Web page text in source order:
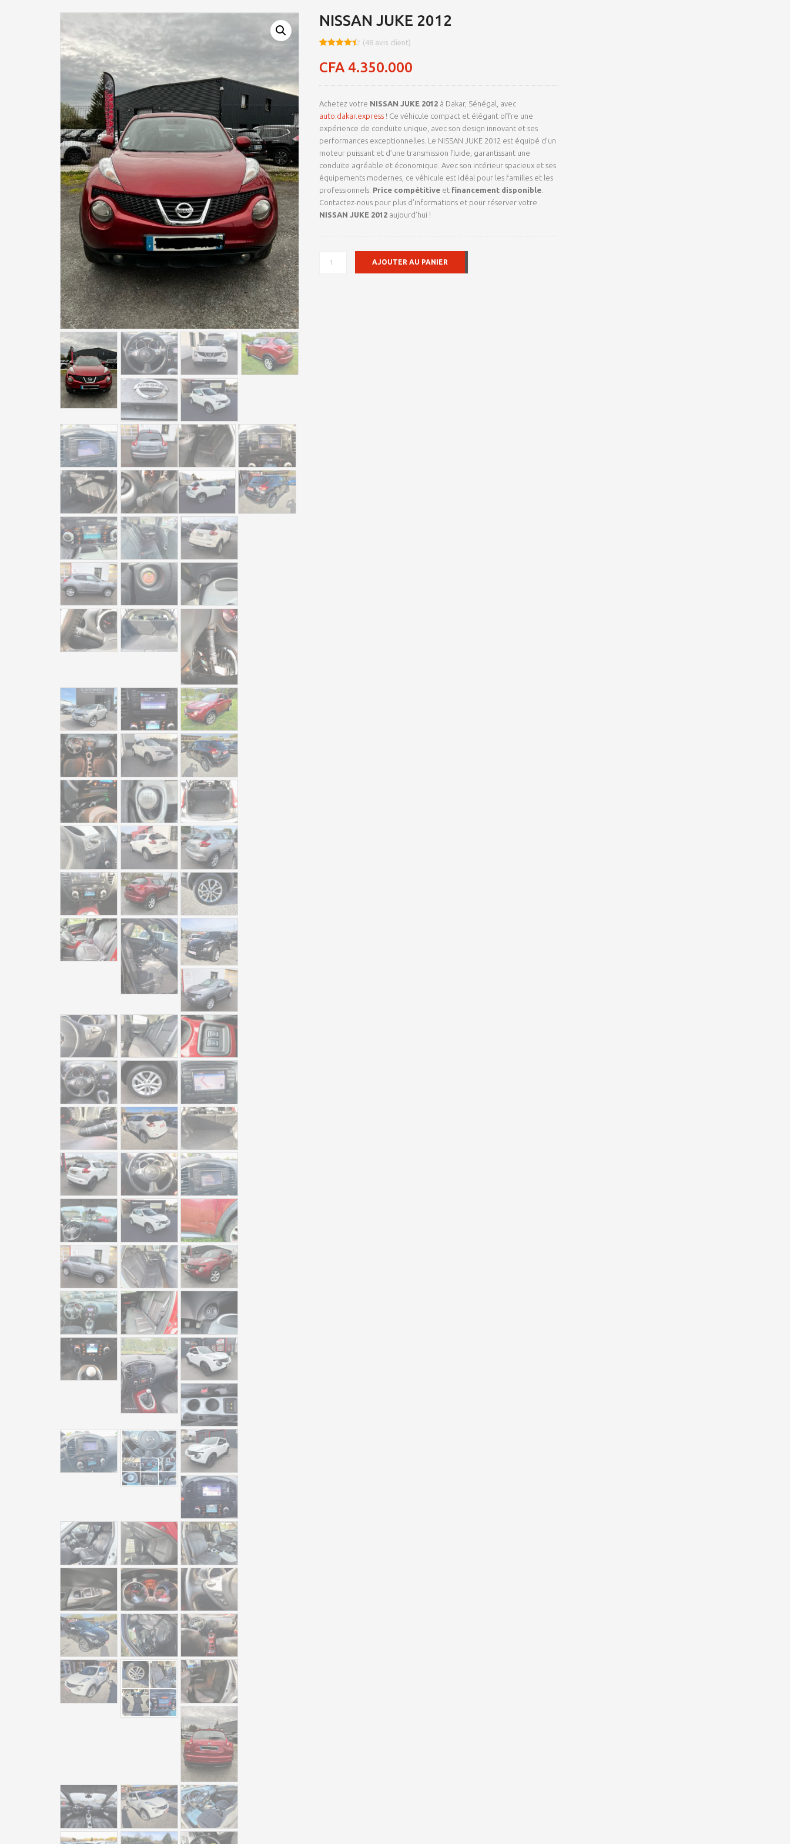
NISSAN JUKE 2012
sur 5
basé sur
client
(48avis client)
CFA4.350.000
Achetez votre NISSAN JUKE 2012à Dakar, Sénégal, avec
auto.dakar.express! Ce véhicule compact et élégant offre une
expérience de conduite unique, avec son design innovant et ses
performances exceptionnelles. Le NISSAN JUKE 2012 est équipé d’un
moteur puissant et d’une transmission fluide, garantissant une
conduite agréable et économique. Avec son intérieur spacieux et ses
équipements modernes, ce véhicule est idéal pour les familles et les
professionnels. Price compétitiveet financement disponible.
Contactez-nous pour plus d’informations et pour réserver votre
NISSAN JUKE 2012aujourd’hui !
QUANTITÉ
AJOUTER AU PANIER